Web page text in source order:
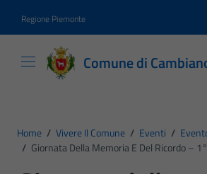
Regione Piemonte
Comune di
Home / Vivere Il Comune / Eventi /
/ Giornata Della Memoria E Del Ricordo –